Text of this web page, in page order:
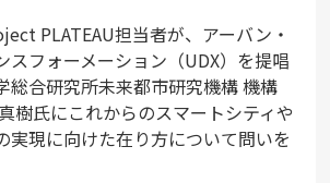
PLATEAU担当者が、アーバン・
スフォーメーション（UDX）を提唱
総合研究所未来都市研究機構 機構
樹氏にこれからのスマートシティや
実現に向けた在り方について問いを